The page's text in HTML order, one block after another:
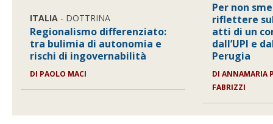
ITALIA - DOTTRINA
Regionalismo differenziato:
tra bulimia di autonomia e
rischi di ingovernabilità
DI PAOLO MACI
Per non
riflettere
atti di un
dall’UPI e
Perugia
DIANNAMARIA
FABRIZZI